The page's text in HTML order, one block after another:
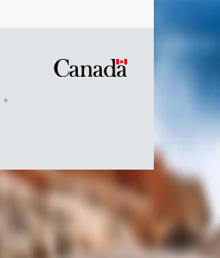
Symbole
du
Canada